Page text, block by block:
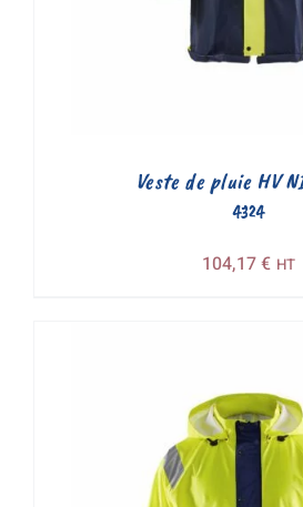
4324
Veste de pluie HV
104,17€ HT